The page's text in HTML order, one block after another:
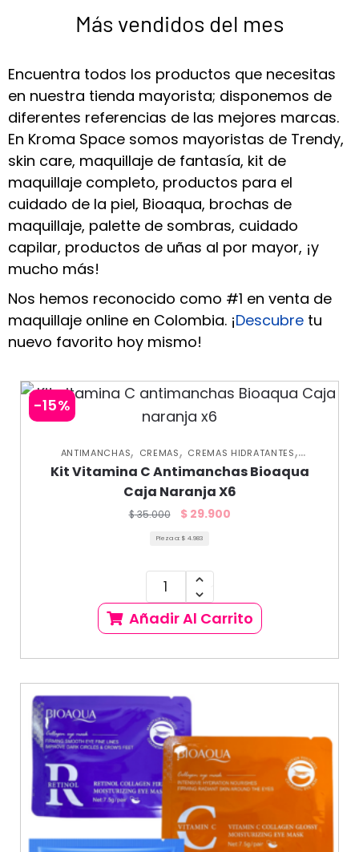
Más vendidos del mes
Encuentra todos los productos que necesitas
en nuestra tienda mayorista; disponemos de
diferentes referencias de las mejores marcas.
En Kroma Space somos mayoristas de Trendy,
skin care, maquillaje de fantasía, kit de
maquillaje completo, productos para el
cuidado de la piel, Bioaqua, brochas de
maquillaje, palette de sombras, cuidado
capilar, productos de uñas al por mayor, ¡y
mucho más!
Nos hemos reconocido como #1 en venta de
maquillaje online en Colombia. ¡Descubre tu
nuevo favorito hoy mismo!
-15%
ANTIMANCHAS, CREMAS, CREMAS HIDRATANTES,
HIDRATANTES,JABONES Y EXFOLIANTES,KITS PROMO SKIN
, , , SKIN CARE FACIAL
Kit Vitamina C Antimanchas Bioaqua
Caja Naranja X6
$35.000 $29.900
Pieza a: $ 4.983
Añadir Al Carrito